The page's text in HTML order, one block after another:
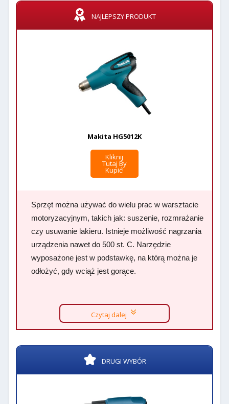
NAJLEPSZY PRODUKT
Makita HG5012K
Kliknij
Tutaj By
Kupić!
Sprzęt można używać do wielu prac w warsztacie
motoryzacyjnym, takich jak: suszenie, rozmrażanie
czy usuwanie lakieru. Istnieje możliwość nagrzania
urządzenia nawet do 500 st. C. Narzędzie
wyposażone jest w podstawkę, na którą można je
odłożyć, gdy wciąż jest gorące.
Czytaj dalej
DRUGI WYBÓR